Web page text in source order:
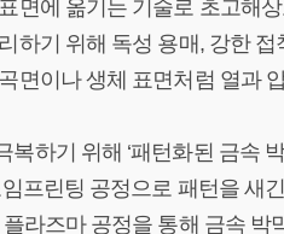
면에 옮기는 기술로 초고해
하기 위해 독성 용매, 강한
면이나 생체 표면처럼 열과
복하기 위해 ‘패턴화된 금속
프린팅 공정으로 패턴을 새
라즈마 공정을 통해 금속 박